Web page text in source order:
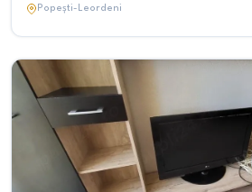
Popești-Leordeni